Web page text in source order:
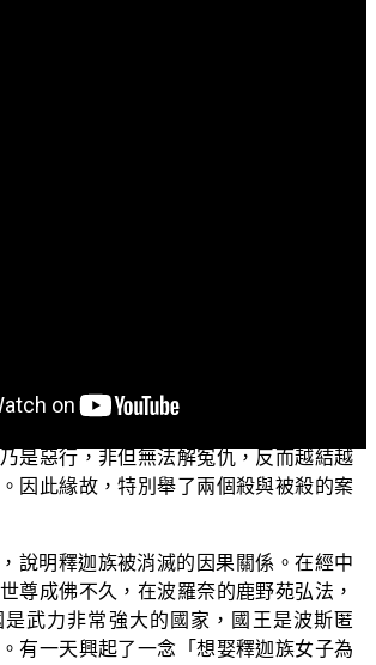
，再一次重複殺與被殺的現象出現，於
報的事情發生。為了讓電視機前面的菩
是惡行，非但無法解冤仇，反而越結越
因此緣故，特別舉了兩個殺與被殺的案
說明釋迦族被消滅的因果關係。在經中
尊成佛不久，在波羅奈的鹿野苑弘法，
武力非常強大的國家，國王是波斯匿
有一天興起了一念「想娶釋迦族女子為